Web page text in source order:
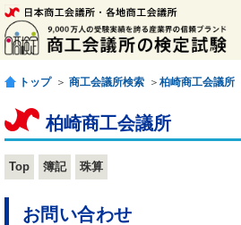
トップ ＞ 商工会議所検索 ＞ 柏崎商工会議所
柏崎商工会議所
Top 簿記 珠算
お問い合わせ